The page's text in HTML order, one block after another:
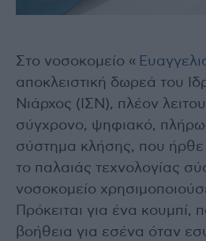
Στο νοσοκομείο «
αποκλειστική δωρεά του
Νιάρχος (ΙΣΝ), πλέον
σύγχρονο, ψηφιακό,
σύστημα κλήσης, που ήρθε
το παλαιάς τεχνολογίας
νοσοκομείο
Πρόκειται για ένα κουμπί,
βοήθεια για εσένα όταν